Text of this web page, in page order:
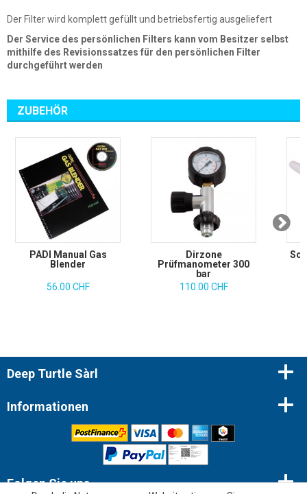
Der Filter wird komplett gefüllt und betriebsfertig ausgeliefert
Der Service des persönlichen Filters kann vom Besitzer selbst
mithilfe des Revisionssatzes für den persönlichen Filter
durchgeführt werden
ZUBEHÖR
PADI Manual Gas
Blender
56.00 CHF
Dirzone
Prüfmanometer 300
bar
110.00 CHF
Deep Turtle Sàrl
Informationen
Folgen Sie uns